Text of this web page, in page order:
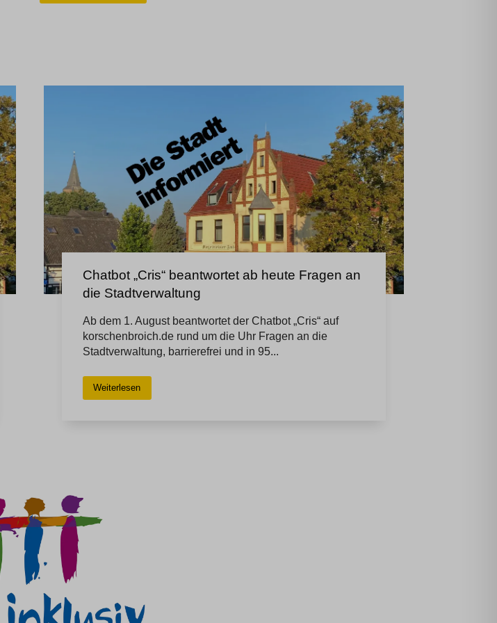
Chatbot „Cris“ beantwortet ab heute Fragen an
die Stadtverwaltung
Ab dem 1. August beantwortet der Chatbot „Cris“ auf
korschenbroich.de rund um die Uhr Fragen an die
Stadtverwaltung, barrierefrei und in 95...
Weiterlesen